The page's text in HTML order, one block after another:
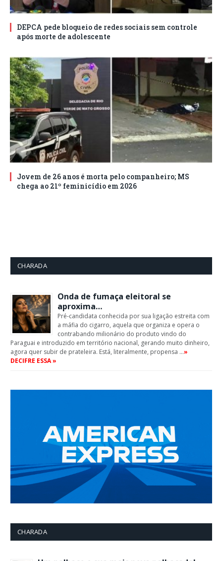
DEPCA pede bloqueio de redes sociais sem controle
após morte de adolescente
Jovem de 26 anos é morta pelo companheiro; MS
chega ao 21º feminicídio em 2026
CHARADA
Onda de fumaça eleitoral se
aproxima…
Pré-candidata conhecida por sua ligação estreita com
a máfia do cigarro, aquela que organiza e opera o
contrabando milionário do produto vindo do
Paraguai e introduzido em território nacional, gerando muito dinheiro,
agora quer subir de prateleira. Está, literalmente, propensa …»
DECIFRE ESSA »
CHARADA